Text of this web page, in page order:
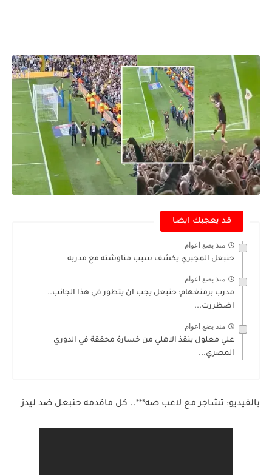
قد يعجبك ايضا
منذ بضع اعوام
حنبعل المجبري يكشف سبب مناوشته مع مدربه
منذ بضع اعوام
مدرب برمنغهام: حنبعل يجب ان يتطور في هذا الجانب..
اضظررت...
منذ بضع اعوام
علي معلول ينقذ الاهلي من خسارة محققة في الدوري
المصري...
بالفيديو: تشاجر مع لاعب صه***.. كل ماقدمه حنبعل ضد ليدز